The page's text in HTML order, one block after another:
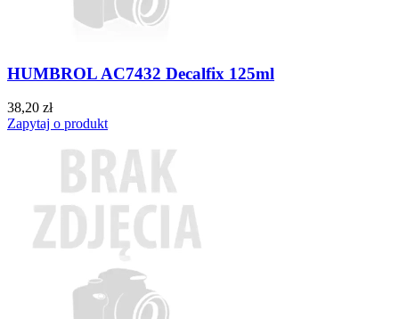
HUMBROL AC7432 Decalfix 125ml
38,20 zł
Zapytaj o produkt